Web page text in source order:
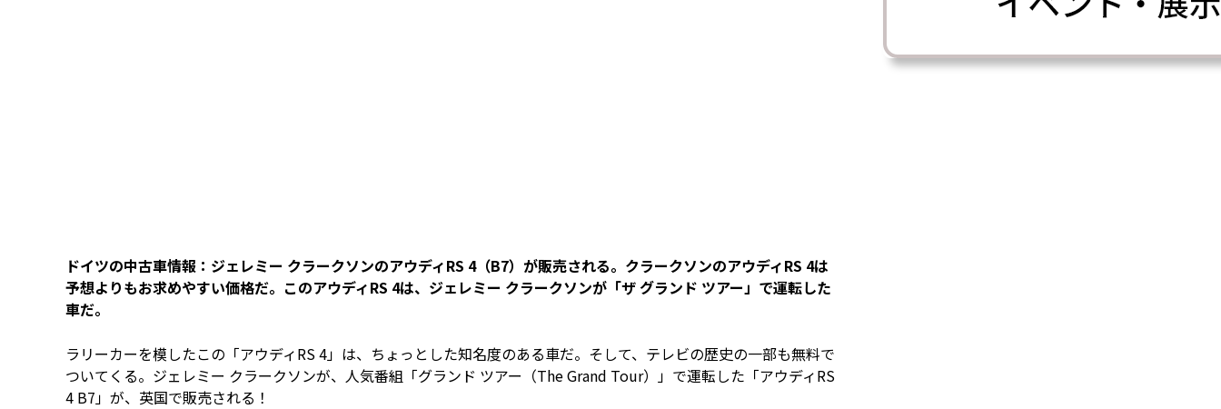
ドイツの中古車情報：ジェレミー クラークソンのアウディRS 4（B7）が販売される。クラークソンのアウディRS 4は
予想よりもお求めやすい価格だ。このアウディRS 4は、ジェレミー クラークソンが「ザ グランド ツアー」で運転した
車だ。
ラリーカーを模したこの「アウディRS 4」は、ちょっとした知名度のある車だ。そして、テレビの歴史の一部も無料で
ついてくる。ジェレミー クラークソンが、人気番組「グランド ツアー（The Grand Tour）」で運転した「アウディRS
4 B7」が、英国で販売される！